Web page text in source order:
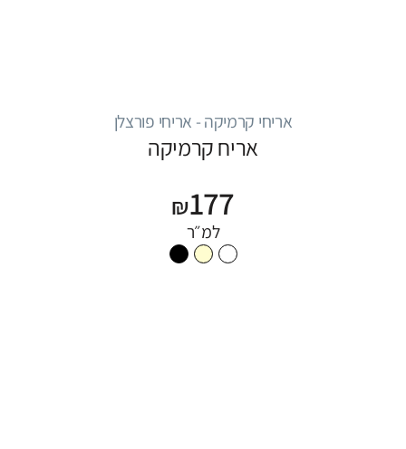
אריחי קרמיקה - אריחי פורצלן
אריח קרמיקה
₪177
למ״ר